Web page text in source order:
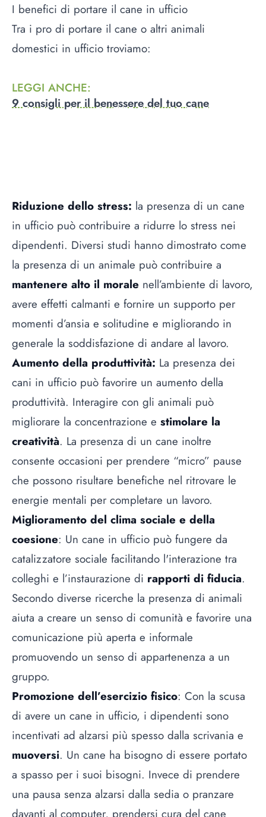
I benefici di portare il cane in ufficio
Tra i pro di portare il cane o altri animali
domestici in ufficio troviamo:
LEGGI ANCHE:
9 consigli per il benessere del tuo cane
Riduzione dello stress: la presenza di un cane
in ufficio può contribuire a ridurre lo stress nei
dipendenti. Diversi studi hanno dimostrato come
la presenza di un animale può contribuire a
mantenere alto il morale nell’ambiente di lavoro,
avere effetti calmanti e fornire un supporto per
momenti d’ansia e solitudine e migliorando in
generale la soddisfazione di andare al lavoro.
Aumento della produttività: La presenza dei
cani in ufficio può favorire un aumento della
produttività. Interagire con gli animali può
migliorare la concentrazione e stimolare la
creatività. La presenza di un cane inoltre
consente occasioni per prendere “micro” pause
che possono risultare benefiche nel ritrovare le
energie mentali per completare un lavoro.
Miglioramento del clima sociale e della
coesione: Un cane in ufficio può fungere da
catalizzatore sociale facilitando l'interazione tra
colleghi e l’instaurazione di rapporti di fiducia.
Secondo diverse ricerche la presenza di animali
aiuta a creare un senso di comunità e favorire una
comunicazione più aperta e informale
promuovendo un senso di appartenenza a un
gruppo.
Promozione dell’esercizio fisico: Con la scusa
di avere un cane in ufficio, i dipendenti sono
incentivati ad alzarsi più spesso dalla scrivania e
muoversi. Un cane ha bisogno di essere portato
a spasso per i suoi bisogni. Invece di prendere
una pausa senza alzarsi dalla sedia o pranzare
davanti al computer, prendersi cura del cane